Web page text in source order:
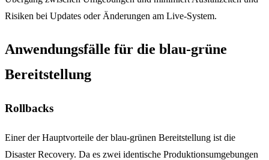
Risiken bei Updates oder Änderungen am Live-System.
Anwendungsfälle für die blau-grüne
Bereitstellung
Rollbacks
Einer der Hauptvorteile der blau-grünen Bereitstellung ist die
Disaster Recovery. Da es zwei identische Produktionsumgebungen